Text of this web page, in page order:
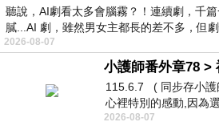
聽說，AI劇看太多會腦霧？！連續劇，千
膩...AI 劇，雖然男女主都長的差不多，但
2026-08-07
115.6.7 ( 同步存小護
心裡特別的感動,因為
智課的她,特來傾
2026-08-07